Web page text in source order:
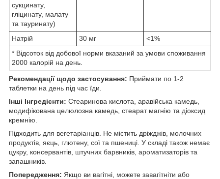
сукцинату,
гліцинату, малату
та тауринату)
Натрій 30 мг
<1%
* Відсоток від добової норми вказаний за умови споживання
2000 калорій на день.
Рекомендації щодо застосування: Приймати по 1-2
таблетки на день під час їди.
Інші Інгредієнти: Стеаринова кислота, аравійська камедь,
модифікована целюлозна камедь, стеарат магнію та діоксид
кремнію.
Підходить для вегетаріанців. Не містить дріжджів, молочних
продуктів, яєць, глютену, сої та пшениці. У складі також немає
цукру, консервантів, штучних барвників, ароматизаторів та
запашників.
Попередження: Якщо ви вагітні, можете завагітніти або